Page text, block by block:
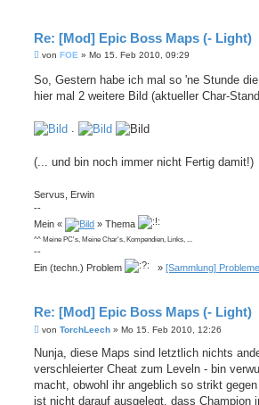
Re: [Mod] Epic Boss Maps (- Light)
B
i
t
r
von FOE » Mo 15. Feb 2010, 09:29
So, Gestern habe ich mal so 'ne Stunde
hier mal 2 weitere Bild (aktueller Char-
.
(... und bin noch immer nicht Fertig damit!)
Servus, Erwin
--
Mein «
» Thema
^^ Meine PC's, Meine Char's, Kompendien, Links, ...
--
Ein (techn.) Problem
» [Sammlung]
Re: [Mod] Epic Boss Maps (- Light)
B
r
a
von TorchLeech » Mo 15. Feb 2010, 12:26
Nunja, diese Maps sind letztlich nichts
verschleierter Cheat zum Leveln - bin
macht, obwohl ihr angeblich so strikt
ist nicht darauf ausgelegt, dass Champion